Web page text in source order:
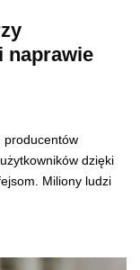
naprawie
producentów
dzięki
Miliony ludzi